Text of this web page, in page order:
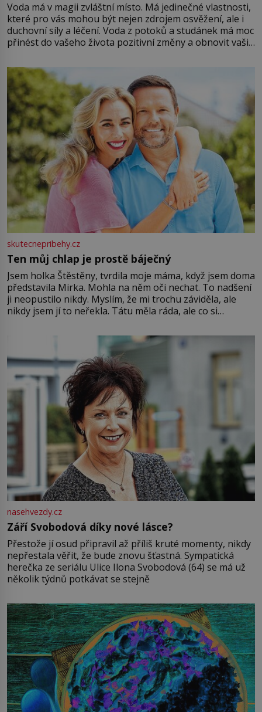
Voda má v magii zvláštní místo. Má jedinečné vlastnosti,
které pro vás mohou být nejen zdrojem osvěžení, ale i
duchovní síly a léčení. Voda z potoků a studánek má moc
přinést do vašeho života pozitivní změny a obnovit vaši
můžete obohatit své rituály a přinést do svého života
větší harmonii a klid. Je důležité
skutecnepribehy.cz
Ten můj chlap je prostě báječný
Jsem holka Štěstěny, tvrdila moje máma, když jsem doma
představila Mirka. Mohla na něm oči nechat. To nadšení
ji neopustilo nikdy. Myslím, že mi trochu záviděla, ale
nikdy jsem jí to neřekla. Tátu měla ráda, ale co si
Jsme spolu moc rádi Tehdy byla jiná doba, když
nasehvezdy.cz
Září Svobodová díky nové lásce?
Přestože jí osud připravil až příliš kruté momenty, nikdy
nepřestala věřit, že bude znovu šťastná. Sympatická
herečka ze seriálu Ulice Ilona Svobodová (64) se má už
několik týdnů potkávat se stejně